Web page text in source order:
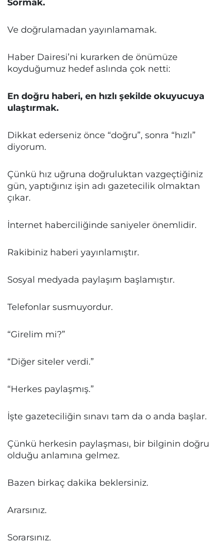
Sormak.
Ve doğrulamadan yayınlamamak.
Haber Dairesi’ni kurarken de önümüze
koyduğumuz hedef aslında çok netti:
En doğru haberi, en hızlı şekilde okuyucuya
ulaştırmak.
Dikkat ederseniz önce “doğru”, sonra “hızlı”
diyorum.
Çünkü hız uğruna doğruluktan vazgeçtiğiniz
gün, yaptığınız işin adı gazetecilik olmaktan
çıkar.
İnternet haberciliğinde saniyeler önemlidir.
Rakibiniz haberi yayınlamıştır.
Sosyal medyada paylaşım başlamıştır.
Telefonlar susmuyordur.
“Girelim mi?”
“Diğer siteler verdi.”
“Herkes paylaşmış.”
İşte gazeteciliğin sınavı tam da o anda başlar.
Çünkü herkesin paylaşması, bir bilginin doğru
olduğu anlamına gelmez.
Bazen birkaç dakika beklersiniz.
Ararsınız.
Sorarsınız.